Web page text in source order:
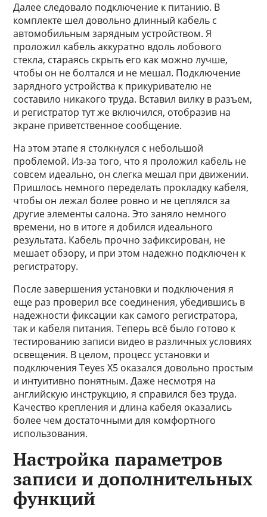
Далее следовало подключение к питанию. В
комплекте шел довольно длинный кабель с
автомобильным зарядным устройством. Я
проложил кабель аккуратно вдоль лобового
стекла, стараясь скрыть его как можно лучше,
чтобы он не болтался и не мешал. Подключение
зарядного устройства к прикуривателю не
составило никакого труда. Вставил вилку в разъем,
и регистратор тут же включился, отобразив на
экране приветственное сообщение.
На этом этапе я столкнулся с небольшой
проблемой. Из-за того, что я проложил кабель не
совсем идеально, он слегка мешал при движении.
Пришлось немного переделать прокладку кабеля,
чтобы он лежал более ровно и не цеплялся за
другие элементы салона. Это заняло немного
времени, но в итоге я добился идеального
результата. Кабель прочно зафиксирован, не
мешает обзору, и при этом надежно подключен к
регистратору.
После завершения установки и подключения я
еще раз проверил все соединения, убедившись в
надежности фиксации как самого регистратора,
так и кабеля питания. Теперь всё было готово к
тестированию записи видео в различных условиях
освещения. В целом, процесс установки и
подключения Teyes X5 оказался довольно простым
и интуитивно понятным. Даже несмотря на
английскую инструкцию, я справился без труда.
Качество крепления и длина кабеля оказались
более чем достаточными для комфортного
использования.
Настройка параметров
записи и дополнительных
функций